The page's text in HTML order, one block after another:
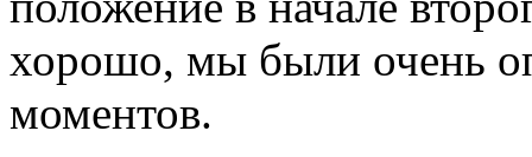
хорошо, мы были очень
моментов.